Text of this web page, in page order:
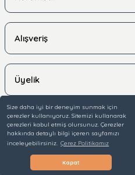
Size daha iyi bir deneyim sunmak için
çerezler kullanıyoruz. Sitemizi kullanarak
çerezleri kabul etmiş olursunuz. Çerezler
hakkında detaylı bilgi içeren sayfamızı
inceleyebilirsiniz. Çerez Politikamız
Kapat
Alışveriş
Üyelik
© 2025 hipasshop.com -